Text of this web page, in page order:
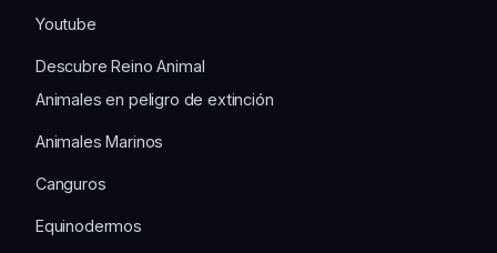
Youtube
Descubre Reino Animal
Animales en peligro de extinción
Animales Marinos
Canguros
Equinodermos